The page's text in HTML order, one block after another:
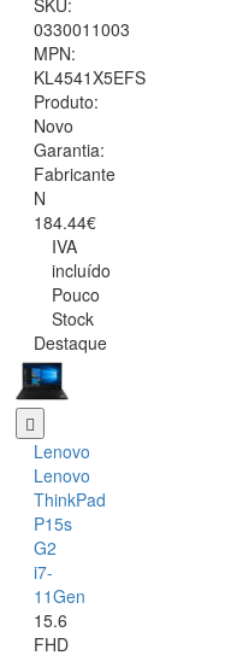
SKU:
0330011003
MPN:
KL4541X5EFS
Produto:
Novo
Garantia:
Fabricante
N
184.44€
IVA
incluído
Pouco
Stock
Destaque
Lenovo
Lenovo
ThinkPad
P15s
G2
i7-
11Gen
15.6
FHD